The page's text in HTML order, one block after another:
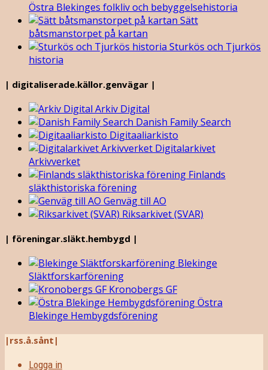
Östra Blekinges folkliv och bebyggelsehistoria
Sätt
båtsmanstorpet på kartan
Sturkös och Tjurkös
historia
| digitaliserade.källor.genvägar |
Arkiv Digital
Danish Family Search
Digitaaliarkisto
Digitalarkivet
Arkivverket
Finlands
släkthistoriska förening
Genväg till AO
Riksarkivet (SVAR)
| föreningar.släkt.hembygd |
Blekinge
Släktforskarförening
Kronobergs GF
Östra
Blekinge Hembygdsförening
|rss.å.sånt|
Logga in